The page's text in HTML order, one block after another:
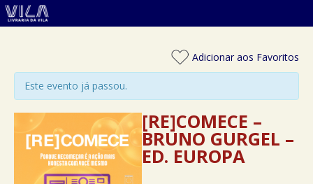
Adicionar aos Favoritos
Este evento já passou.
[RE]COMECE –
BRUNO GURGEL –
ED. EUROPA